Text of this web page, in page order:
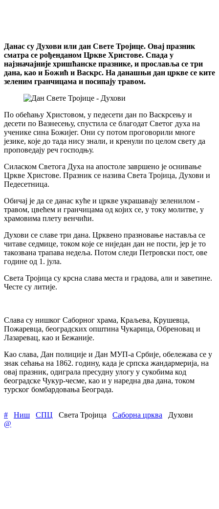
Данас су Духови или дан Свете Тројице. Овај празник
сматра се рођенданом Цркве Христове. Спада у
најзначајније хришћанске празнике, и прославља се три
дана, као и Божић и Васкрс. На данашњи дан цркве се ките
зеленим гранчицама и посипају травом.
По обећању Христовом, у педесети дан по Васкрсењу и
десети по Вазнесењу, спустила се благодат Светог духа на
ученике сина Божијег. Они су потом проговорили многе
језике, које до тада нису знали, и кренули по целом свету да
проповедају реч господњу.
Силаском Светога Духа на апостоле завршено је оснивање
Цркве Христове. Празник се назива Света Тројица, Духови и
Педесетница.
Обичај је да се данас куће и цркве украшавају зеленилом -
травом, цвећем и гранчицама од којих се, у току молитве, у
храмовима плету венчићи.
Духови се славе три дана. Црквено празновање наставља се
читаве седмице, током које се ниједан дан не пости, јер је то
такозвана трапава недеља. Потом следи Петровски пост, ове
године од 1. јула.
Света Тројица су крсна слава места и градова, али и заветине.
Честе су литије.
Слава су нишког Саборног храма, Краљева, Крушевца,
Пожаревца, београдских општина Чукарица, Обреновац и
Лазаревац, као и Бежаније.
Као слава, Дан полиције и Дан МУП-а Србије, обележава се у
знак сећања на 1862. годину, када је српска жандармерија, на
овај празник, одиграла пресудну улогу у сукобима код
београдске Чукур-чесме, као и у наредна два дана, током
турског бомбардовања Београда.
# Ниш СПЦ Света Тројица Саборна црква
Духови
@